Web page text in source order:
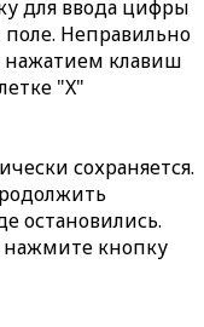
для ввода цифры
Неправильно
клавиш
"X"
сохраняется.
остановились.
нажмите кнопку